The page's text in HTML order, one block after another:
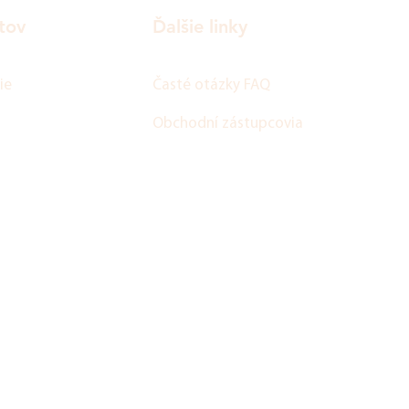
Ďalšie linky
Časté otázky FAQ
Obchodní zástupcovia